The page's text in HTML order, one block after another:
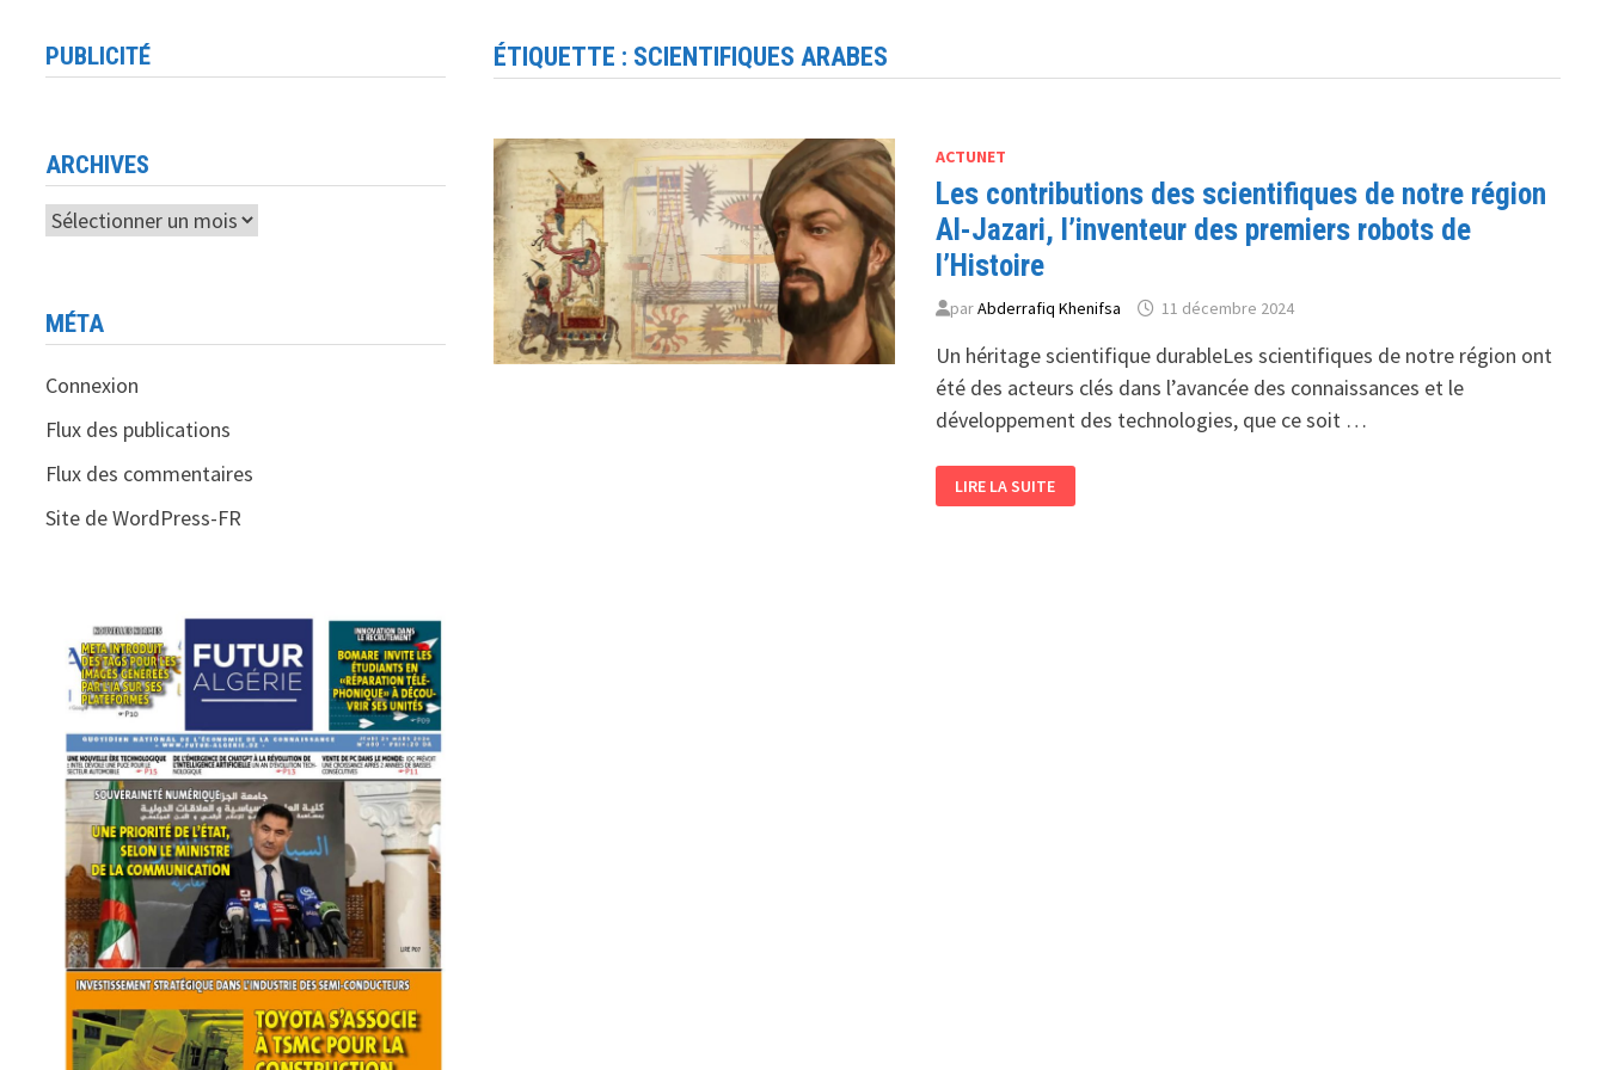
ÉTIQUETTE : SCIENTIFIQUES ARABES
ACTUNET
Les contributions des scientifiques de notre région
Al-Jazari, l’inventeur des premiers robots de
l’Histoire
parAbderrafiq Khenifsa 11 décembre 2024
Un héritage scientifique durableLes scientifiques de notre région ont
été des acteurs clés dans l’avancée des connaissances et le
développement des technologies, que ce soit …
CONTRIBUTIONS
DES
LIRE LA SUITE
PUBLICITÉ
ARCHIVES
Archives
MÉTA
Connexion
Flux des publications
Flux des commentaires
Site de WordPress-FR